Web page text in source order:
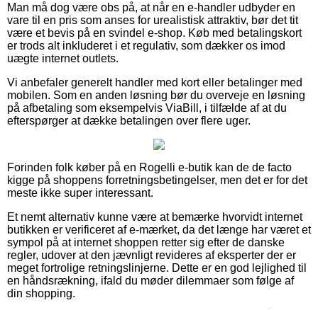
Man må dog være obs på, at når en e-handler udbyder en
vare til en pris som anses for urealistisk attraktiv, bør det tit
være et bevis på en svindel e-shop. Køb med betalingskort
er trods alt inkluderet i et regulativ, som dækker os imod
uægte internet outlets.
Vi anbefaler generelt handler med kort eller betalinger med
mobilen. Som en anden løsning bør du overveje en løsning
på afbetaling som eksempelvis ViaBill, i tilfælde af at du
efterspørger at dække betalingen over flere uger.
Forinden folk køber på en Rogelli e-butik kan de de facto
kigge på shoppens forretningsbetingelser, men det er for det
meste ikke super interessant.
Et nemt alternativ kunne være at bemærke hvorvidt internet
butikken er verificeret af e-mærket, da det længe har været et
sympol på at internet shoppen retter sig efter de danske
regler, udover at den jævnligt revideres af eksperter der er
meget fortrolige retningslinjerne. Dette er en god lejlighed til
en håndsrækning, ifald du møder dilemmaer som følge af
din shopping.